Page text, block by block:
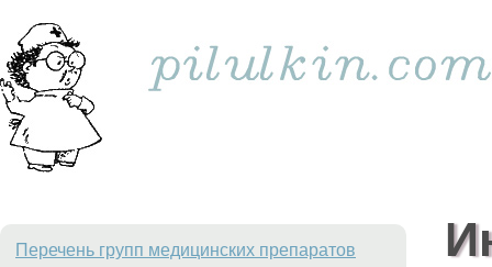
Перечень групп медицинских препаратов